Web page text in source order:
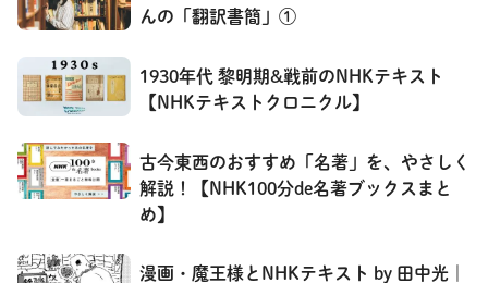
んの「翻訳書簡」①
1930年代 黎明期&戦前のNHKテキスト
【NHKテキストクロニクル】
古今東西のおすすめ「名著」を、やさしく
解説！【NHK100分de名著ブックスまと
め】
漫画・魔王様とNHKテキスト by 田中光｜